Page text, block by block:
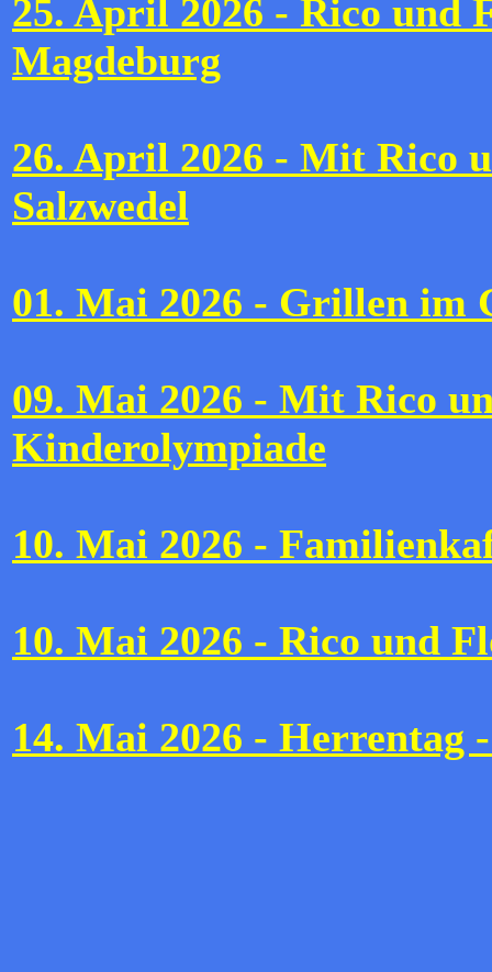
25. April 2026 - Rico und
Magdeburg
26. April 2026 - Mit Rico
Salzwedel
01. Mai 2026 - Grillen im
09. Mai 2026 - Mit Rico
Kinderolympiade
10. Mai 2026 -
10. Mai 2026 - Rico und
14. Mai 2026 - Herrentag